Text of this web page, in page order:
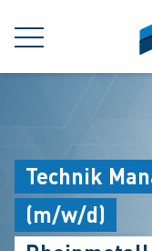
MENÜ
Technik
(m/w/d)